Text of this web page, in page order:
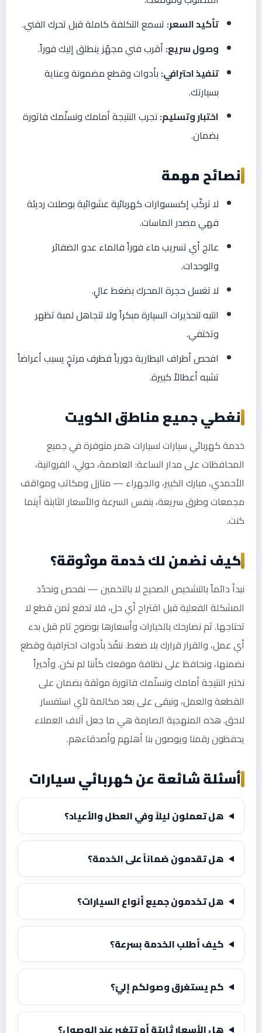
تأكيد السعر: تسمع التكلفة كاملة قبل تحرك الفني.
وصول سريع: أقرب فني مجهّز ينطلق إليك فوراً.
تنفيذ احترافي: بأدوات وقطع مضمونة وعناية
بسيارتك.
اختبار وتسليم: نجرب النتيجة أمامك ونسلّمك فاتورة
بضمان.
نصائح مهمة
لا تركّب إكسسوارات كهربائية عشوائية بوصلات رديئة
فهي مصدر الماسات.
عالج أي تسريب ماء فوراً فالماء عدو الضفائر
والوحدات.
لا تغسل حجرة المحرك بضغط عالٍ.
انتبه لتحذيرات السيارة مبكراً ولا تتجاهل لمبة تظهر
وتختفي.
افحص أطراف البطارية دورياً فطرف مرتخٍ يسبب أعراضاً
تشبه أعطالاً كبيرة.
نغطي جميع مناطق الكويت
خدمة كهربائي سيارات لسيارات همر متوفرة في جميع
المحافظات على مدار الساعة: العاصمة، حولي، الفروانية،
الأحمدي، مبارك الكبير، والجهراء — منازل ومكاتب ومواقف
مجمعات وطرق سريعة، بنفس السرعة والأسعار الثابتة أينما
كنت.
كيف نضمن لك خدمة موثوقة؟
نبدأ دائماً بالتشخيص الصحيح لا بالتخمين — نفحص ونحدّد
المشكلة الفعلية قبل اقتراح أي حل، فلا تدفع ثمن قطع لا
تحتاجها. ثم نصارحك بالخيارات وأسعارها بوضوح تام قبل بدء
أي عمل، والقرار قرارك بلا ضغط. ننفّذ بأدوات احترافية وقطع
نضمنها، ونحافظ على نظافة موقعك كأننا لم نكن. وأخيراً
نختبر النتيجة أمامك ونسلّمك فاتورة موثقة بضمان على
القطعة والعمل، ونبقى على بعد مكالمة لأي استفسار
لاحق. هذه المنهجية الصارمة هي ما جعل آلاف العملاء
يحفظون رقمنا ويوصون بنا أهلهم وأصدقاءهم.
أسئلة شائعة عن كهربائي سيارات
هل تعملون ليلاً وفي العطل والأعياد؟
هل تقدمون ضماناً على الخدمة؟
هل تخدمون جميع أنواع السيارات؟
كيف أطلب الخدمة بسرعة؟
كم يستغرق وصولكم إليّ؟
هل الأسعار ثابتة أم تتغير عند الوصول؟